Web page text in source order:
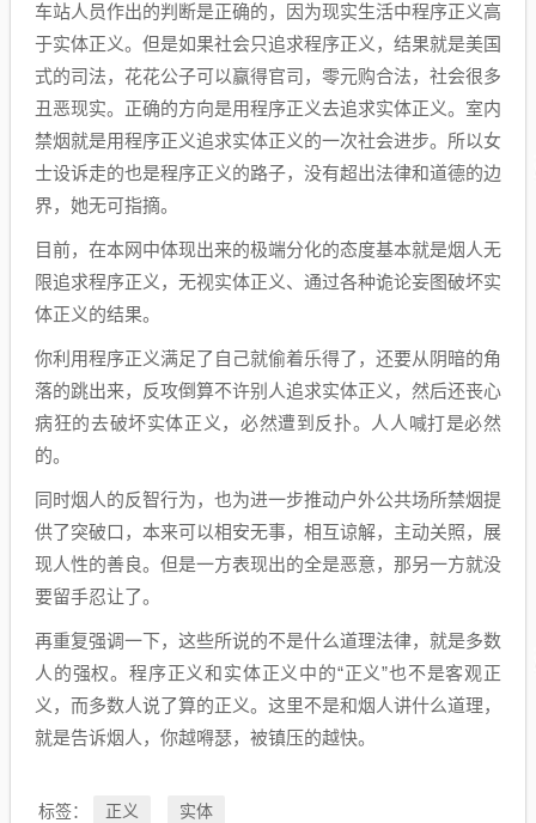
车站人员作出的判断是正确的，因为现实生活中程序正义高
于实体正义。但是如果社会只追求程序正义，结果就是美国
式的司法，花花公子可以赢得官司，零元购合法，社会很多
丑恶现实。正确的方向是用程序正义去追求实体正义。室内
禁烟就是用程序正义追求实体正义的一次社会进步。所以女
士设诉走的也是程序正义的路子，没有超出法律和道德的边
界，她无可指摘。
目前，在本网中体现出来的极端分化的态度基本就是烟人无
限追求程序正义，无视实体正义、通过各种诡论妄图破坏实
体正义的结果。
你利用程序正义满足了自己就偷着乐得了，还要从阴暗的角
落的跳出来，反攻倒算不许别人追求实体正义，然后还丧心
病狂的去破坏实体正义，必然遭到反扑。人人喊打是必然
的。
同时烟人的反智行为，也为进一步推动户外公共场所禁烟提
供了突破口，本来可以相安无事，相互谅解，主动关照，展
现人性的善良。但是一方表现出的全是恶意，那另一方就没
要留手忍让了。
再重复强调一下，这些所说的不是什么道理法律，就是多数
人的强权。程序正义和实体正义中的“正义”也不是客观正
义，而多数人说了算的正义。这里不是和烟人讲什么道理，
就是告诉烟人，你越嘚瑟，被镇压的越快。
标签： 正义 实体